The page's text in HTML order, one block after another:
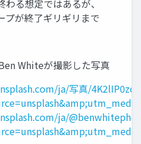
わる想定ではあるが、
プが終了ギリギリまで
Whiteが撮影した写真
ja/写真/
ja/